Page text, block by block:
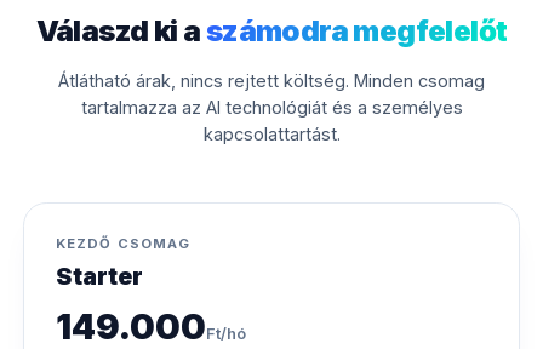
Válaszd ki a számodra megfelelőt
Átlátható árak, nincs rejtett költség. Minden csomag
tartalmazza az AI technológiát és a személyes
kapcsolattartást.
KEZDŐ CSOMAG
Starter
149.000Ft/hó